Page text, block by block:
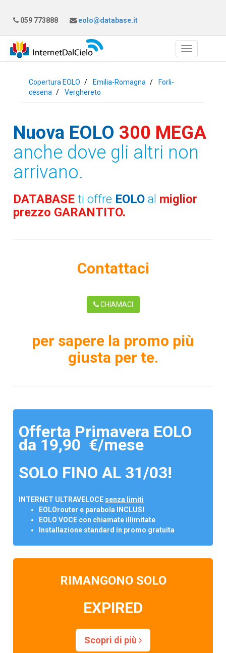
059 773888 eolo@database.it
Copertura EOLO Emilia-Romagna
Forli-
cesena
Verghereto
Nuova EOLO 300 MEGA
anche dove gli altri non
arrivano.
DATABASEti offre EOLO al miglior
prezzo GARANTITO.
Contattaci
CHIAMACI
per sapere la promo più
giusta per te.
Offerta Primavera EOLO
da 19,90 €/mese
SOLO FINO AL 31/03!
INTERNET ULTRAVELOCE senza limiti
EOLOrouter e parabola INCLUSI
EOLO VOCE con chiamate illimitate
Installazione standard in promo gratuita
RIMANGONO SOLO
EXPIRED
Scopri di più